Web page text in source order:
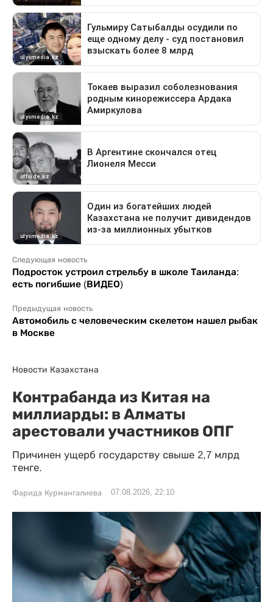
Следующая новость
Подросток устроил стрельбу в школе Таиланда:
есть погибшие (ВИДЕО)
Предыдущая новость
Автомобиль с человеческим скелетом нашел рыбак
в Москве
Новости Казахстана
Контрабанда из Китая на
миллиарды: в Алматы
арестовали участников ОПГ
Причинен ущерб государству свыше 2,7 млрд
тенге.
Фарида Курмангалиева 07.08.2026, 22:10